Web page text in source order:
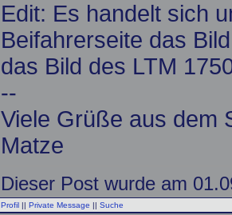
Edit: Es handelt sich
Beifahrerseite das
das Bild des LTM
--
Viele Grüße aus dem
Matze
Dieser Post wurde am
Profil || Private Message || Suche